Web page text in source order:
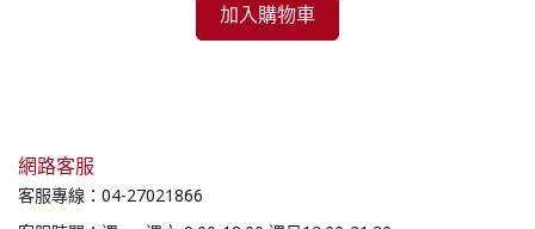
加入購物車
網路客服
客服專線：04-27021866